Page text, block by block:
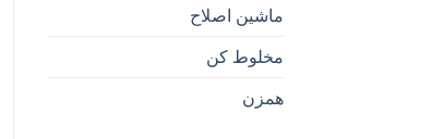
ماشین اصلاح
مخلوط کن
همزن